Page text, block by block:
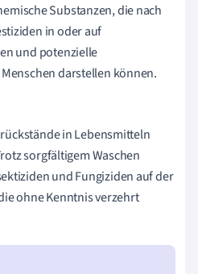
Substanzen, die nach
in oder auf
und potenzielle
darstellen können.
in Lebensmitteln
sorgfältigem Waschen
und Fungiziden auf der
ohne Kenntnis verzehrt